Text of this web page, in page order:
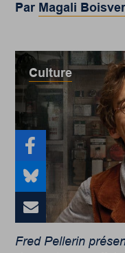
Par Magali
Culture
Fred Pellerin